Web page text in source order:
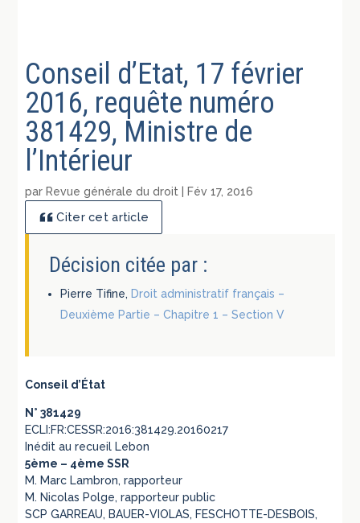
Conseil d’Etat, 17 février
2016, requête numéro
381429, Ministre de
l’Intérieur
par Revue générale du droit Fév 17, 2016
Citer cet article
Décision citée par :
Pierre Tifine, Droit administratif français –
Deuxième Partie – Chapitre 1 – Section V
Conseil d’État
N° 381429
ECLI:FR:CESSR:2016:381429.20160217
Inédit au recueil Lebon
5ème – 4ème SSR
M. Marc Lambron, rapporteur
M. Nicolas Polge, rapporteur public
SCP GARREAU, BAUER-VIOLAS, FESCHOTTE-DESBOIS,